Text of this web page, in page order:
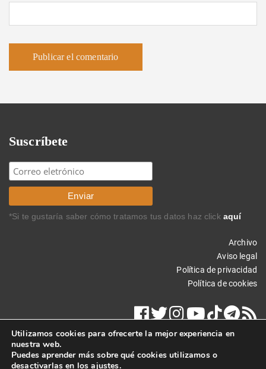
Suscríbete
*Si te gustaría saber cómo tratamos tus datos haz click aquí
Archivo
Aviso legal
Política de privacidad
Política de cookies
Utilizamos cookies para ofrecerte la mejor experiencia en
nuestra web.
Puedes aprender más sobre qué cookies utilizamos o
desactivarlas en losajustes.